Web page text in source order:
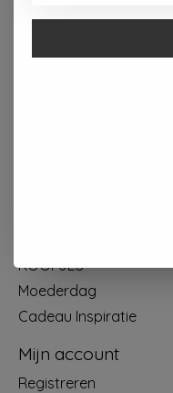
Categorieën
KOOPJES
Moederdag
Cadeau Inspiratie
Mijn account
Registreren